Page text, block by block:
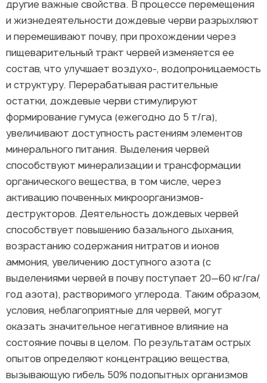
другие важные свойства. В процессе перемещения
и жизнедеятельности дождевые черви разрыхляют
и перемешивают почву, при прохождении через
пищеварительный тракт червей изменяется ее
состав, что улучшает воздухо-, водопроницаемость
и структуру. Перерабатывая растительные
остатки, дождевые черви стимулируют
формирование гумуса (ежегодно до 5 т/га),
увеличивают доступность растениям элементов
минерального питания. Выделения червей
способствуют минерализации и трансформации
органического вещества, в том числе, через
активацию почвенных микроорганизмов-
деструкторов. Деятельность дождевых червей
способствует повышению базального дыхания,
возрастанию содержания нитратов и ионов
аммония, увеличению доступного азота (с
выделениями червей в почву поступает 20—60 кг/га/
год азота), растворимого углерода. Таким образом,
условия, неблагоприятные для червей, могут
оказать значительное негативное влияние на
состояние почвы в целом. По результатам острых
опытов определяют концентрацию вещества,
вызывающую гибель 50% подопытных организмов